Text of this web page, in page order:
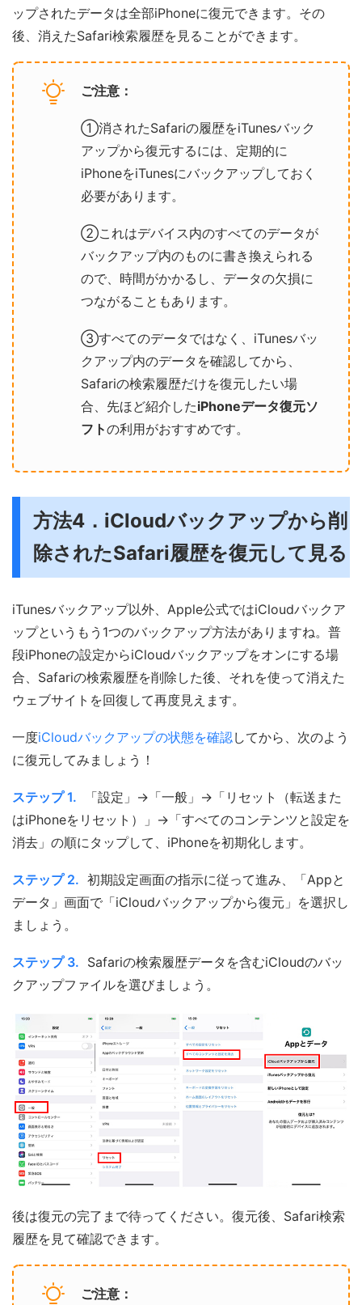
ップされたデータは全部iPhoneに復元できます。その
後、消えたSafari検索履歴を見ることができます。
ご注意：
①消されたSafariの履歴をiTunesバック
アップから復元するには、定期的に
iPhoneをiTunesにバックアップしておく
必要があります。
②これはデバイス内のすべてのデータが
バックアップ内のものに書き換えられる
ので、時間がかかるし、データの欠損に
つながることもあります。
③すべてのデータではなく、iTunesバッ
クアップ内のデータを確認してから、
Safariの検索履歴だけを復元したい場
合、先ほど紹介したiPhoneデータ復元ソ
フトの利用がおすすめです。
方法4．iCloudバックアップから削
除されたSafari履歴を復元して見る
iTunesバックアップ以外、Apple公式ではiCloudバックア
ップというもう1つのバックアップ方法がありますね。普
段iPhoneの設定からiCloudバックアップをオンにする場
合、Safariの検索履歴を削除した後、それを使って消えた
ウェブサイトを回復して再度見えます。
一度iCloudバックアップの状態を確認してから、次のよう
に復元してみましょう！
ステップ 1.
「設定」→「一般」→「リセット（転送また
はiPhoneをリセット）」→「すべてのコンテンツと設定を
消去」の順にタップして、iPhoneを初期化します。
ステップ 2. 初期設定画面の指示に従って進み、「Appと
データ」画面で「iCloudバックアップから復元」を選択し
ましょう。
ステップ 3. Safariの検索履歴データを含むiCloudのバッ
クアップファイルを選びましょう。
後は復元の完了まで待ってください。復元後、Safari検索
履歴を見て確認できます。
ご注意：